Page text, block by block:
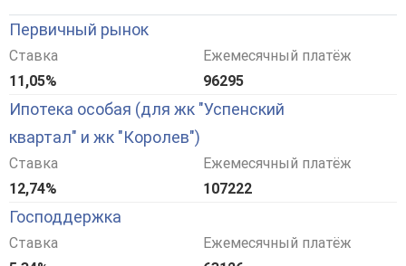
Первичный рынок
Ставка
11,05%
Ежемесячный платёж
96295
Ипотека особая (для жк "Успенский
квартал" и жк "Королев")
Ставка
12,74%
Ежемесячный платёж
107222
Господдержка
Ставка
Ежемесячный платёж